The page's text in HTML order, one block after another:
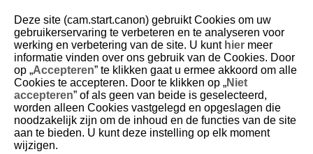
D388-218
Schermkleurtoon
Selecteer [ :Schermkleurtoon] (
).
Maak de afstelling.
Deze site (cam.start.canon) gebruikt Cookies om uw
gebruikerservaring te verbeteren en te analyseren voor
werking en verbetering van de site. U kunt hier meer
informatie vinden over ons gebruik van de Cookies. Door
op „Accepteren” te klikken gaat u ermee akkoord om alle
Cookies te accepteren. Door te klikken op „Niet
accepteren” of als geen van beide is geselecteerd,
worden alleen Cookies vastgelegd en opgeslagen die
noodzakelijk zijn om de inhoud en de functies van de site
aan te bieden. U kunt deze instelling op elk moment
wijzigen.